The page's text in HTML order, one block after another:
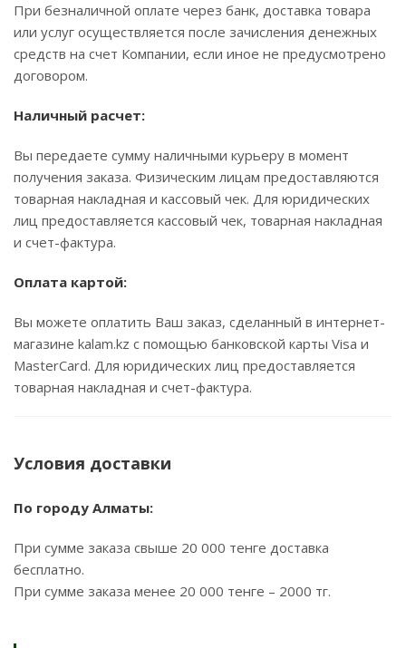
При безналичной оплате через банк, доставка товара
или услуг осуществляется после зачисления денежных
средств на счет Компании, если иное не предусмотрено
договором.
Наличный расчет:
Вы передаете сумму наличными курьеру в момент
получения заказа. Физическим лицам предоставляются
товарная накладная и кассовый чек. Для юридических
лиц предоставляется кассовый чек, товарная накладная
и счет-фактура.
Оплата картой:
Вы можете оплатить Ваш заказ, сделанный в интернет-
магазине kalam.kz с помощью банковской карты Visa и
MasterCard. Для юридических лиц предоставляется
товарная накладная и счет-фактура.
Условия доставки
По городу Алматы:
При сумме заказа свыше 20 000 тенге доставка
бесплатно.
При сумме заказа менее 20 000 тенге – 2000 тг.